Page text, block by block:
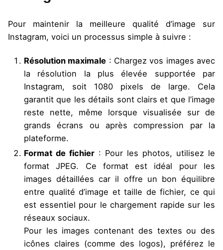
Pour maintenir la meilleure qualité d’image sur
Instagram, voici un processus simple à suivre :
Résolution maximale : Chargez vos images avec
la résolution la plus élevée supportée par
Instagram, soit 1080 pixels de large. Cela
garantit que les détails sont clairs et que l’image
reste nette, même lorsque visualisée sur de
grands écrans ou après compression par la
plateforme.
Format de fichier : Pour les photos, utilisez le
format JPEG. Ce format est idéal pour les
images détaillées car il offre un bon équilibre
entre qualité d’image et taille de fichier, ce qui
est essentiel pour le chargement rapide sur les
réseaux sociaux.
Pour les images contenant des textes ou des
icônes claires (comme des logos), préférez le